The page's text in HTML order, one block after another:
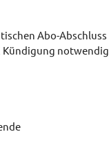
Abo-Abschluss
Kündigung notwendig